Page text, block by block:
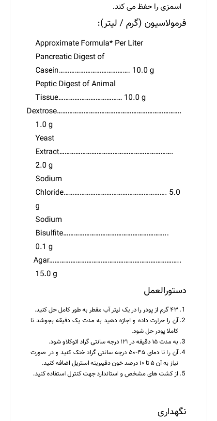
اسمزی را حفظ می کند.
فرمولاسیون (گرم / لیتر):
Approximate Formula* Per Liter
Pancreatic Digest of
Casein…………………………………. 10.0 g
Peptic Digest of Animal
Tissue……………………………… 10.0 g
Dextrose…………………………………………………………….
1.0 g
Yeast
Extract……………………………………………………….
2.0 g
Sodium
Chloride…………………………………………………. 5.0
g
Sodium
Bisulfite…………………………………………………..
0.1 g
Agar………………………………………………………………..
15.0 g
دستورالعمل
۴۳ گرم از پودر را در یک لیتر آب مقطر به طور کامل حل کنید.
آن را حرارت داده و اجازه دهید به مدت یک دقیقه بجوشد تا
کاملا پودر حل شود.
به مدت ۱۵ دقیقه در ۱۲۱ درجه سانتی گراد اتوکلاو شود.
آن را تا دمای ۴۵-۵۰ درجه سانتی گراد خنک کنید و در صورت
نیاز به آن ۵ تا ۱۰ درصد خون دفیبرینه استریل اضافه کنید.
از کشت های مشخص و استاندارد جهت کنترل استفاده کنید.
نگهداری